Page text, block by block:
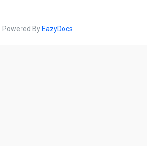
Powered By EazyDocs